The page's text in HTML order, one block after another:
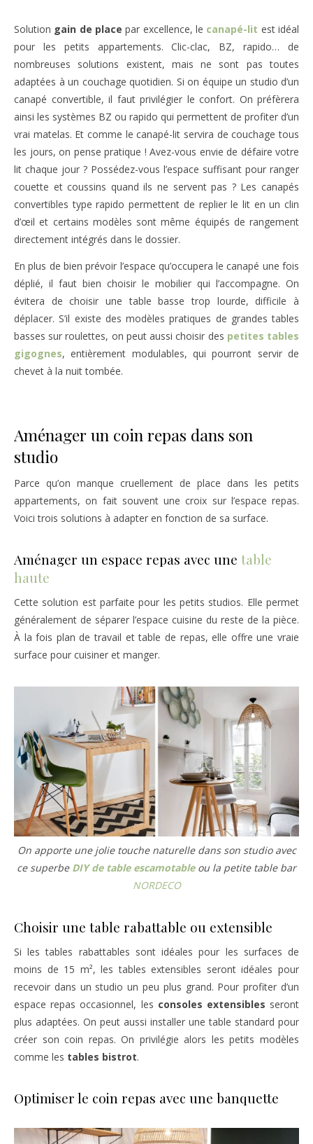
Solution gain de place par excellence, le canapé-lit est idéal
pour les petits appartements. Clic-clac, BZ, rapido… de
nombreuses solutions existent, mais ne sont pas toutes
adaptées à un couchage quotidien. Si on équipe un studio d’un
canapé convertible, il faut privilégier le confort. On préfèrera
ainsi les systèmes BZ ou rapido qui permettent de profiter d’un
vrai matelas. Et comme le canapé-lit servira de couchage tous
les jours, on pense pratique ! Avez-vous envie de défaire votre
lit chaque jour ? Possédez-vous l’espace suffisant pour ranger
couette et coussins quand ils ne servent pas ? Les canapés
convertibles type rapido permettent de replier le lit en un clin
d’œil et certains modèles sont même équipés de rangement
directement intégrés dans le dossier.
En plus de bien prévoir l’espace qu’occupera le canapé une fois
déplié, il faut bien choisir le mobilier qui l’accompagne. On
évitera de choisir une table basse trop lourde, difficile à
déplacer. S’il existe des modèles pratiques de grandes tables
basses sur roulettes, on peut aussi choisir des petites tables
gigognes, entièrement modulables, qui pourront servir de
chevet à la nuit tombée.
Aménager un coin repas dans son
studio
Parce qu’on manque cruellement de place dans les petits
appartements, on fait souvent une croix sur l’espace repas.
Voici trois solutions à adapter en fonction de sa surface.
Aménager un espace repas avec une table
haute
Cette solution est parfaite pour les petits studios. Elle permet
généralement de séparer l’espace cuisine du reste de la pièce.
À la fois plan de travail et table de repas, elle offre une vraie
surface pour cuisiner et manger.
On apporte une jolie touche naturelle dans son studio avec
ce superbe DIY de table escamotableou la petite table bar
NORDECO
Choisir une table rabattable ou extensible
Si les tables rabattables sont idéales pour les surfaces de
moins de 15 m², les tables extensibles seront idéales pour
recevoir dans un studio un peu plus grand. Pour profiter d’un
espace repas occasionnel, les consoles extensibles seront
plus adaptées. On peut aussi installer une table standard pour
créer son coin repas. On privilégie alors les petits modèles
comme les tables bistrot.
Optimiser le coin repas avec une banquette